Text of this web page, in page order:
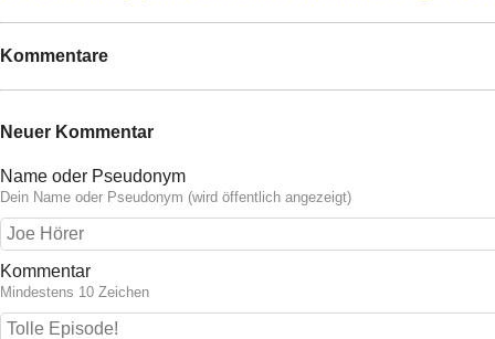
Kommentare
Neuer Kommentar
Name oder Pseudonym
Dein Name oder Pseudonym (wird öffentlich angezeigt)
Kommentar
Mindestens 10 Zeichen